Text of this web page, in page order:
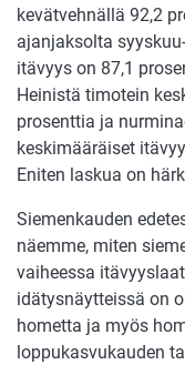
kevätvehnällä 92,2
ajanjaksolta
itävyys on 87,1
Heinistä timotein
prosenttia ja
keskimääräiset
Eniten laskua on
Siemenkauden
näemme, miten
vaiheessa
idätysnäytteissä on
hometta ja myös
loppukasvukauden